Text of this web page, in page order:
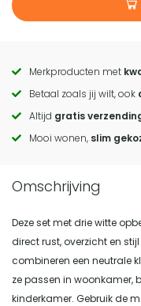
Call
to
actions
Merkproducten met
Betaal zoals jij wilt, ook
Altijd gratis
Mooi wonen, slim
Deze set met drie witte
direct rust, overzicht en
combineren een neutrale
ze passen in woonkamer,
kinderkamer. Gebruik de